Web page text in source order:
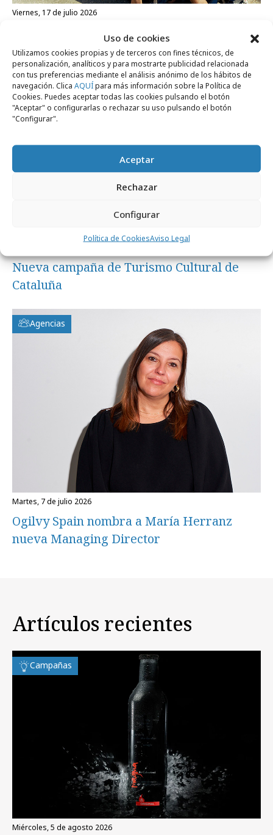
Uso de cookies
Utilizamos cookies propias y de terceros con fines técnicos, de
personalización, analíticos y para mostrarte publicidad relacionada
con tus preferencias mediante el análisis anónimo de los hábitos de
navegación. Clica AQUÍpara más información sobre la Política de
Cookies. Puedes aceptar todas las cookies pulsando el botón
"Aceptar" o configurarlas o rechazar su uso pulsando el botón
"Configurar".
Aceptar
Rechazar
Configurar
Política de CookiesAviso Legal
viernes, 17 de julio 2026
Volkswagen adapta una furgo para El
Langui y su banda
Campañas
Nueva campaña de Turismo Cultural de
Cataluña
Agencias
martes, 7 de julio 2026
Ogilvy Spain nombra a María Herranz
nueva Managing Director
Artículos recientes
Campañas
miércoles, 5 de agosto 2026